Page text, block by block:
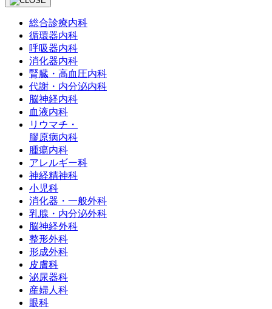
総合診療内科
循環器内科
呼吸器内科
消化器内科
腎臓・⾼⾎圧内科
代謝・内分泌内科
脳神経内科
⾎液内科
リウマチ・
膠原病内科
腫瘍内科
アレルギー科
神経精神科
小児科
消化器・一般外科
乳腺・内分泌外科
脳神経外科
整形外科
形成外科
皮膚科
泌尿器科
産婦人科
眼科